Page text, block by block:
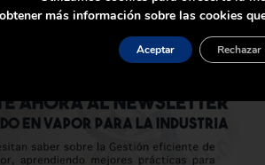
más información sobre las cookies
Aceptar Rechazar